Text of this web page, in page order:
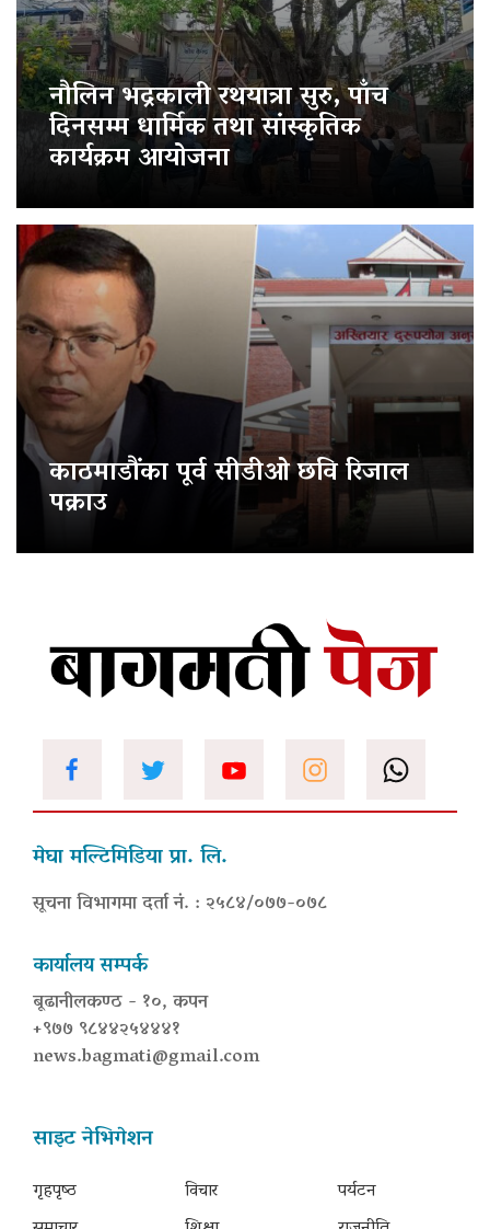
नौलिन भद्रकाली रथयात्रा सुरु, पाँच
दिनसम्म धार्मिक तथा सांस्कृतिक
कार्यक्रम आयोजना
काठमाडौंका पूर्व सीडीओ छवि रिजाल
पक्राउ
मेघा मल्टिमिडिया प्रा. लि.
सूचना विभागमा दर्ता नं. : २५८४/०७७-०७८
कार्यालय सम्पर्क
बूढानीलकण्ठ - १०, कपन
+९७७ ९८४४२५४४४१
news.bagmati@gmail.com
साइट नेभिगेशन
गृहपृष्‍ठ
विचार
पर्यटन